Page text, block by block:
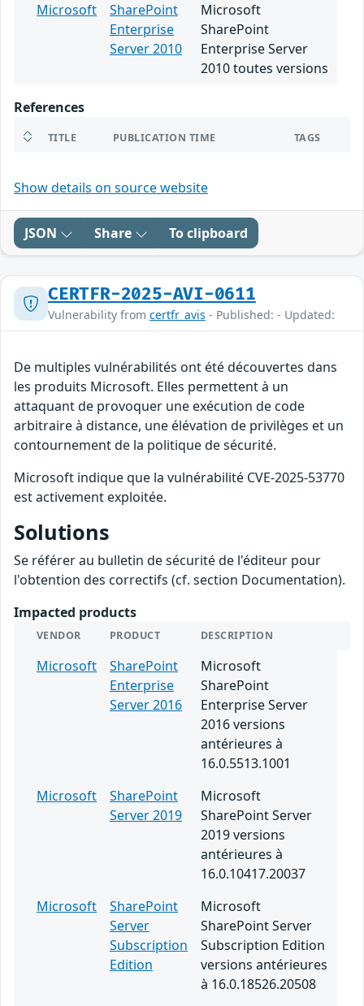
Microsoft
SharePoint
Enterprise
Server 2010
Microsoft
SharePoint
Enterprise Server
2010 toutes versions
References
TITLE PUBLICATION TIME TAGS
Show details on source website
JSON Share To clipboard
CERTFR-2025-AVI-0611
Vulnerability from certfr_avis - Published: - Updated:
De multiples vulnérabilités ont été découvertes dans
les produits Microsoft. Elles permettent à un
attaquant de provoquer une exécution de code
arbitraire à distance, une élévation de privilèges et un
contournement de la politique de sécurité.
Microsoft indique que la vulnérabilité CVE-2025-53770
est activement exploitée.
Solutions
Se référer au bulletin de sécurité de l'éditeur pour
l'obtention des correctifs (cf. section Documentation).
Impacted products
VENDOR PRODUCT DESCRIPTION
Microsoft
SharePoint
Enterprise
Server 2016
Microsoft
SharePoint
Enterprise Server
2016 versions
antérieures à
16.0.5513.1001
Microsoft
SharePoint
Server 2019
Microsoft
SharePoint Server
2019 versions
antérieures à
16.0.10417.20037
Microsoft
SharePoint
Server
Subscription
Edition
Microsoft
SharePoint Server
Subscription Edition
versions antérieures
à 16.0.18526.20508